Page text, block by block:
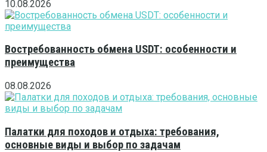
10.08.2026
Востребованность обмена USDT: особенности и
преимущества
08.08.2026
Палатки для походов и отдыха: требования,
основные виды и выбор по задачам